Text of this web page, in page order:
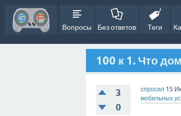
Вопросы Без ответов Теги
100 к 1. Что
3
0
спросил 15
мобильных